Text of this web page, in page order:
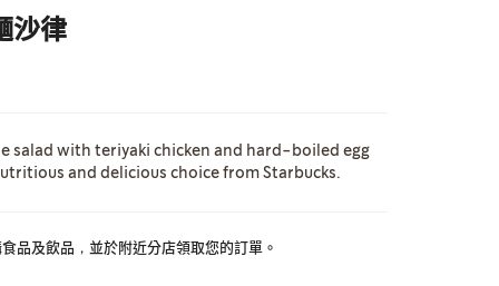
沙律
salad with teriyaki chicken and hard-boiled egg
and delicious choice from Starbucks.
品及飲品，並於附近分店領取您的訂單。